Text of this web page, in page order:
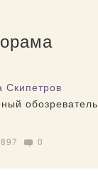
обозреватель
0